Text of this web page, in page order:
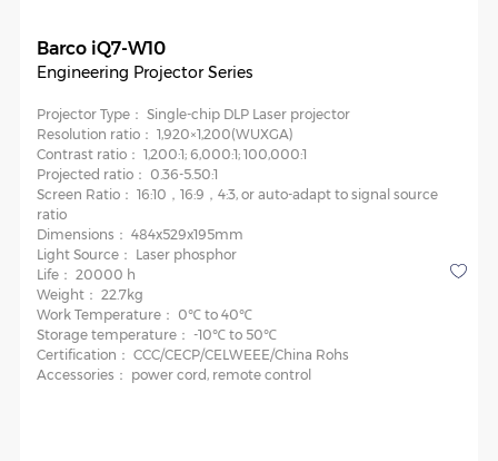
Barco iQ7-W10
Engineering Projector Series
Projector Type： Single-chip DLP Laser projector
Resolution ratio： 1,920×1,200(WUXGA)
Contrast ratio： 1,200:1; 6,000:1; 100,000:1
Projected ratio： 0.36-5.50:1
Screen Ratio： 16:10，16:9，4:3, or auto-adapt to signal source
ratio
Dimensions： 484x529x195mm
Light Source： Laser phosphor
Life： 20000 h
Weight： 22.7kg
Work Temperature： 0℃ to 40℃
Storage temperature： -10℃ to 50℃
Certification： CCC/CECP/CELWEEE/China Rohs
Accessories： power cord, remote control